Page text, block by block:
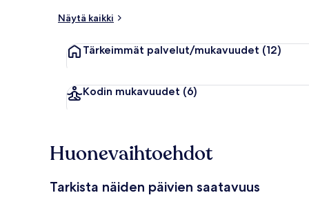
Näytä kaikki
Tärkeimmät palvelut/mukavuudet (12)
Kodin mukavuudet (6)
Huonevaihtoehdot
Tarkista näiden päivien saatavuus